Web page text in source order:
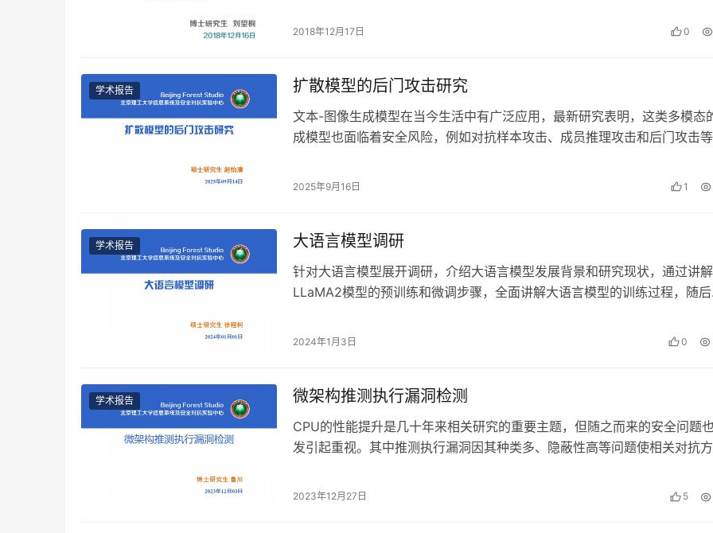
2018年12月17日 0
学术报告 扩散模型的后门攻击研究
文本-图像生成模型在当今生活中有广泛应用，最新研究表明，这类多模态
成模型也面临着安全风险，例如对抗样本攻击、成员推理攻击和后门攻击等
2025年9月16日 1
学术报告 大语言模型调研
针对大语言模型展开调研，介绍大语言模型发展背景和研究现状，通过讲解
LLaMA2模型的预训练和微调步骤，全面讲解大语言模型的训练过程，随后
2024年1月3日 0
学术报告 微架构推测执行漏洞检测
CPU的性能提升是几十年来相关研究的重要主题，但随之而来的安全问题
发引起重视。其中推测执行漏洞因其种类多、隐蔽性高等问题使相关对抗方
2023年12月27日 5